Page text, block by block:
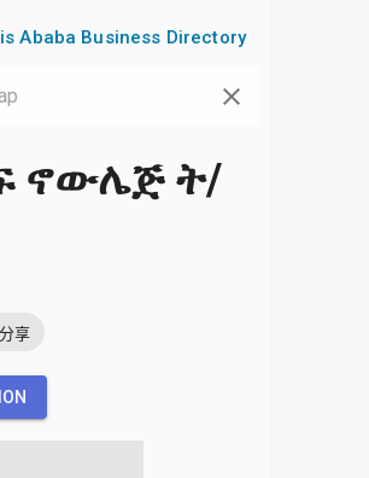
Ababa Business Directory
ኖውሌጅ ት/
分享